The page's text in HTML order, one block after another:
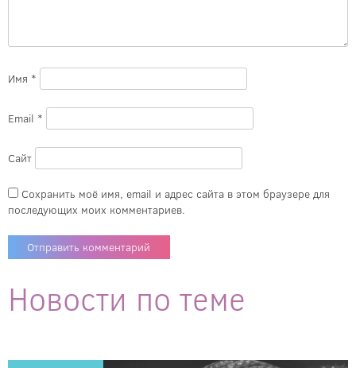
Имя *
Email *
Сайт
Сохранить моё имя, email и адрес сайта в этом браузере для
последующих моих комментариев.
Новости по теме